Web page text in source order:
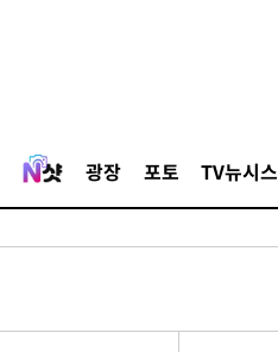
광장 포토 TV뉴시스